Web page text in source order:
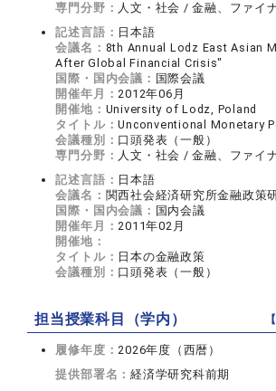
専門分野： 人文・社会 / 金融、ファイ
記述言語： 日本語
会議名： 8th Annual Lodz East Asian
After Global Financial Crisis"
国際・国内会議： 国際会議
開催年月：2012年06月
開催地： University of Lodz, Poland
タイトル：Unconventional Monetary
会議種別： 口頭発表（一般）
専門分野： 人文・社会 / 金融、ファイ
記述言語： 日本語
会議名： 関西社会経済研究所金融政策
国際・国内会議： 国内会議
開催年月：2011年02月
開催地：
タイトル： 日本の金融政策
会議種別： 口頭発表（一般）
担当授業科目（学内）
履修年度：2026年度（西暦）
提供部署名：経済学研究科前期